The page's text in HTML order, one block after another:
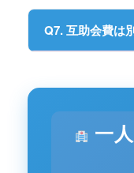
Q7. 互助会費は
一